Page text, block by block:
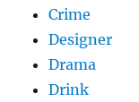
Crime
Designer
Drama
Drink